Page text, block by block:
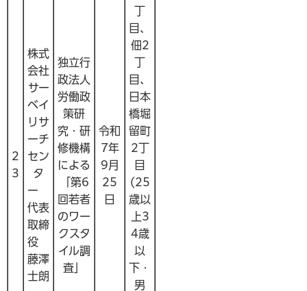
2
3
株式
会社
サー
ベイ
リサ
ーチ
セン
タ
ー
代表
取締
役
藤澤
士朗
独立行
政法人
労働政
策研
究・研
修機構
による
「第6
回若者
のワー
クスタ
イル調
査」
令和
7年
9月
25
日
丁
目、
佃2
丁
目、
日本
橋堀
留町
2丁
目
(25
歳以
上3
4歳
以
下・
男